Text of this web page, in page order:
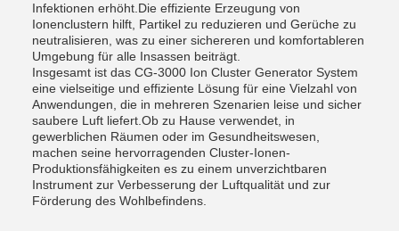
Infektionen erhöht.Die effiziente Erzeugung von
Ionenclustern hilft, Partikel zu reduzieren und Gerüche zu
neutralisieren, was zu einer sichereren und komfortableren
Umgebung für alle Insassen beiträgt.
Insgesamt ist das CG-3000 Ion Cluster Generator System
eine vielseitige und effiziente Lösung für eine Vielzahl von
Anwendungen, die in mehreren Szenarien leise und sicher
saubere Luft liefert.Ob zu Hause verwendet, in
gewerblichen Räumen oder im Gesundheitswesen,
machen seine hervorragenden Cluster-Ionen-
Produktionsfähigkeiten es zu einem unverzichtbaren
Instrument zur Verbesserung der Luftqualität und zur
Förderung des Wohlbefindens.